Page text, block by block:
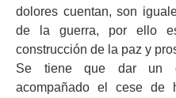
dolores cuentan, son
de la guerra, por ello
construcción de la paz y
Se tiene que dar un
acompañado el cese de